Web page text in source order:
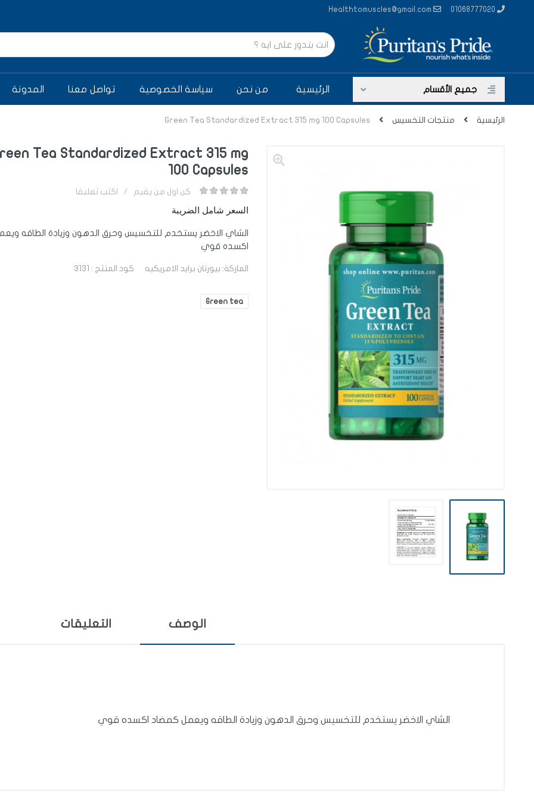
المناعة
العناية بالشعر و البشره
مضادات الأكسده
مهدئات و مساعدات النوم
جميع الأقسام الرئيسية من نحن سياسة الخصوصية تواصل معنا المدونة
الرئيسية منتجات التخسيس Green Tea Standardized Extract 315 mg 100 Capsules
Tea Standardized Extract 315 mg
100 Capsules
كن اول من يقيم / اكتب تعليقا
السعر شامل الضريبة
الشاي الاخضر يستخدم للتخسيس وحرق الدهون وزيادة الطاقه
اكسده قوي
الماركة: بيورتان برايد الامريكيه كود المنتج : 3131
Green tea
الوصف التعليقات
الشاي الاخضر يستخدم للتخسيس وحرق الدهون وزيادة الطاقه ويعمل كمضاد اكسده قوي